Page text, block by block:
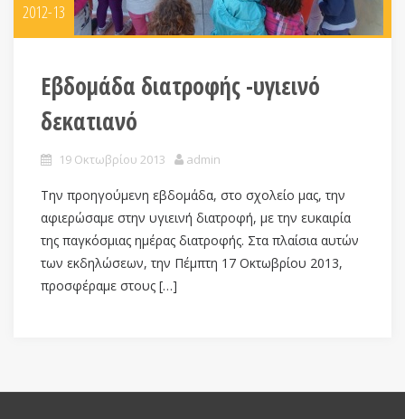
2012-13
Εβδομάδα διατροφής -υγιεινό
δεκατιανό
19 Οκτωβρίου 2013 admin
Την προηγούμενη εβδομάδα, στο σχολείο μας, την
αφιερώσαμε στην υγιεινή διατροφή, με την ευκαιρία
της παγκόσμιας ημέρας διατροφής. Στα πλαίσια αυτών
των εκδηλώσεων, την Πέμπτη 17 Οκτωβρίου 2013,
προσφέραμε στους […]